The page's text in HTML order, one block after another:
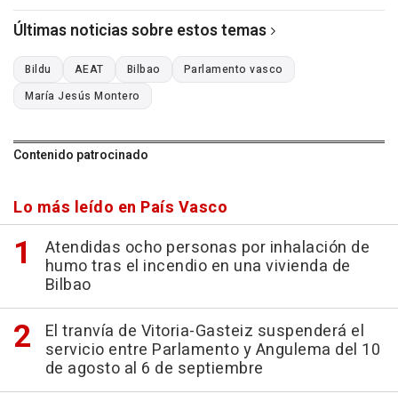
Últimas noticias sobre estos temas
Bildu AEAT Bilbao
Parlamento vasco
María Jesús Montero
Contenido patrocinado
Lo más leído en País Vasco
Atendidas ocho personas por inhalación de
humo tras el incendio en una vivienda de
Bilbao
El tranvía de Vitoria-Gasteiz suspenderá el
servicio entre Parlamento y Angulema del 10
de agosto al 6 de septiembre